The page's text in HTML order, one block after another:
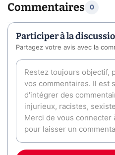
Commentaires 0
Participer à la
Partagez votre avis avec la